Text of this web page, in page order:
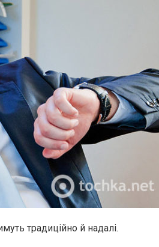
традиційно й надалі.